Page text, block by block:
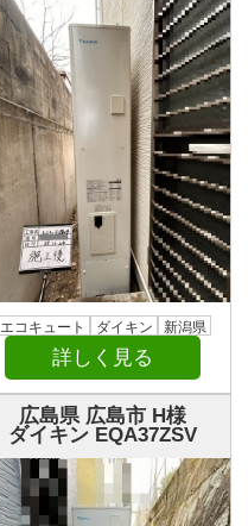
エコキュート ダイキン 新潟県
詳しく見る
広島県 広島市 H様
ダイキン EQA37ZSV